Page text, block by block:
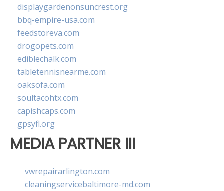
displaygardenonsuncrest.org
bbq-empire-usa.com
feedstoreva.com
drogopets.com
ediblechalk.com
tabletennisnearme.com
oaksofa.com
soultacohtx.com
capishcaps.com
gpsyfl.org
MEDIA PARTNER III
vwrepairarlington.com
cleaningservicebaltimore-md.com